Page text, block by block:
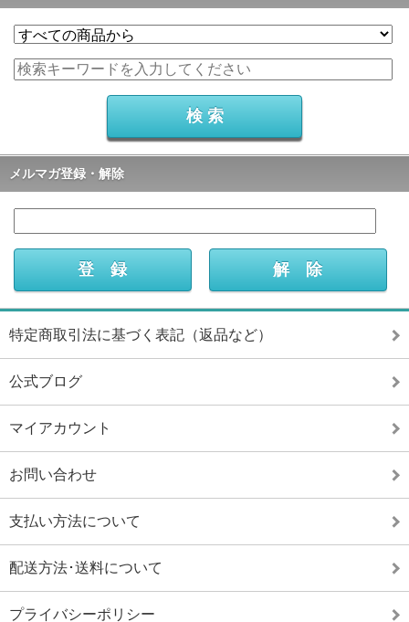
メルマガ登録・解除
特定商取引法に基づく表記（返品など）
公式ブログ
マイアカウント
お問い合わせ
支払い方法について
配送方法･送料について
プライバシーポリシー